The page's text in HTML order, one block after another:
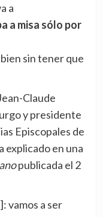
a
a misa sólo por
sin tener que
Claude
y presidente
Episcopales de
explicado en una
publicada el 2
vamos a ser